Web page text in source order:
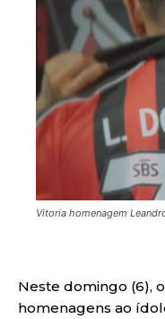
Vitoria homenagem
Neste domingo (6),
homenagens ao